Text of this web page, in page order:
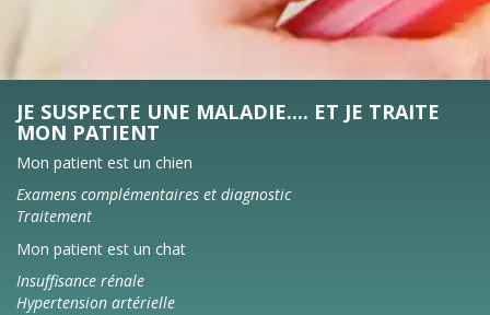
JE SUSPECTE UNE MALADIE.... ET JE TRAITE
MON PATIENT
Mon patient est un chien
Examens complémentaires et diagnostic
Traitement
Mon patient est un chat
Insuffisance rénale
Hypertension artérielle